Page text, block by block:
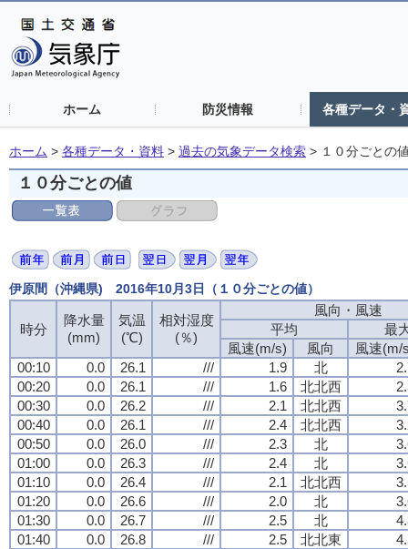
ホーム 防災情報 各種データ・
ホーム > 各種データ・資料 > 過去の気象データ検索 > １０分ごとの
１０分ごとの値
伊原間（沖縄県) 2016年10月3日（１０分ごとの値）
時分
降水量
(mm)
気温
(℃)
相対湿度
(％)
風向・風速
平均
最
風速(m/s)
風向
風速(m/
00:10
0.0 26.1 /// 1.9 北
00:20
0.0 26.1 /// 1.6 北北西
00:30
0.0 26.2 /// 2.1 北北西
00:40
0.0 26.1 /// 2.4 北北西
00:50
0.0 26.0 /// 2.3 北
01:00
0.0 26.3 /// 2.4 北
01:10
0.0 26.4 /// 2.1 北北西
01:20
0.0 26.6 /// 2.0 北
01:30
0.0 26.7 /// 2.5 北
01:40
0.0 26.8 /// 2.5 北北東